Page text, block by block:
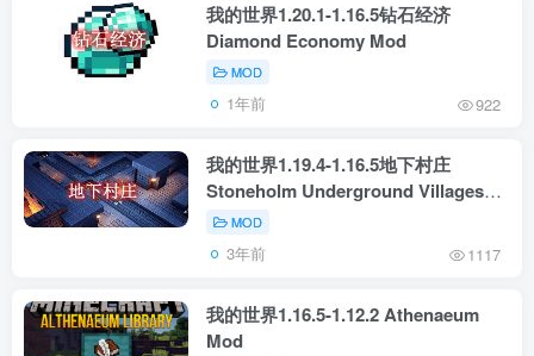
我的世界1.20.1-1.16.5钻石经济
Diamond Economy Mod
MOD
1年前 922
我的世界1.19.4-1.16.5地下村庄
Stoneholm Underground Villages
ModMOD
3年前 1117
我的世界1.16.5-1.12.2 Athenaeum
Mod